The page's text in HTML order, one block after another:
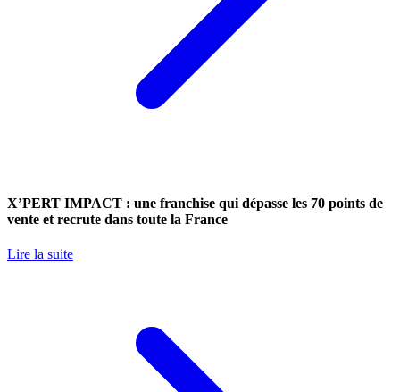
X’PERT IMPACT : une franchise qui dépasse les 70 points de
vente et recrute dans toute la France
Lire la suite